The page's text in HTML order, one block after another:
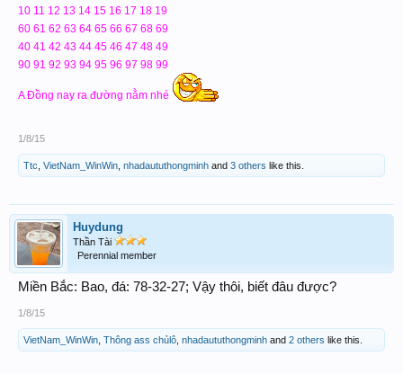
10 11 12 13 14 15 16 17 18 19
60 61 62 63 64 65 66 67 68 69
40 41 42 43 44 45 46 47 48 49
90 91 92 93 94 95 96 97 98 99
A Đồng nay ra đường nằm nhé
1/8/15
Ttc VietNam_WinWin nhadaututhongminh and 3 others like this.
Huydung
Thần Tài
Perennial member
Miền Bắc: Bao, đá: 78-32-27; Vậy thôi, biết đâu được?
1/8/15
VietNam_WinWin Thông ass chủlô nhadaututhongminh and 2 others like this.